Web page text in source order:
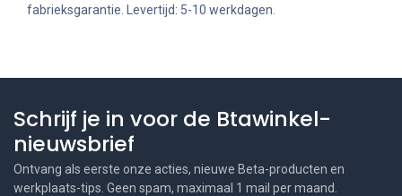
fabrieksgarantie. Levertijd: 5-10 werkdagen.
Schrijf je in voor de Btawinkel-
nieuwsbrief
Ontvang als eerste onze acties, nieuwe Beta-producten en
werkplaats-tips. Geen spam, maximaal 1 mail per maand.